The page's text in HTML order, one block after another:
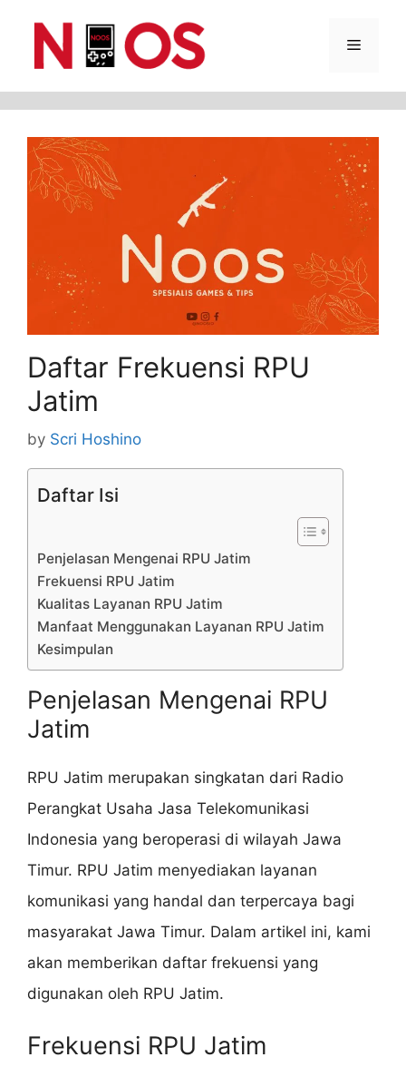
Menu
Daftar Frekuensi RPU
Jatim
by Scri Hoshino
Daftar Isi
Penjelasan Mengenai RPU Jatim
Frekuensi RPU Jatim
Kualitas Layanan RPU Jatim
Manfaat Menggunakan Layanan RPU Jatim
Kesimpulan
Penjelasan Mengenai RPU
Jatim
RPU Jatim merupakan singkatan dari Radio
Perangkat Usaha Jasa Telekomunikasi
Indonesia yang beroperasi di wilayah Jawa
Timur. RPU Jatim menyediakan layanan
komunikasi yang handal dan terpercaya bagi
masyarakat Jawa Timur. Dalam artikel ini, kami
akan memberikan daftar frekuensi yang
digunakan oleh RPU Jatim.
Frekuensi RPU Jatim